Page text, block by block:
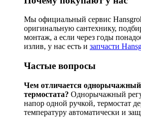
Мы официальный сервис
оригинальную сантехнику,
монтаж, а если через годы
излив, у нас есть и запчасти
Частые вопросы
Чем отличается однорычажный
термостата? Однорычажный
напор одной ручкой, термостат
температуру автоматически и